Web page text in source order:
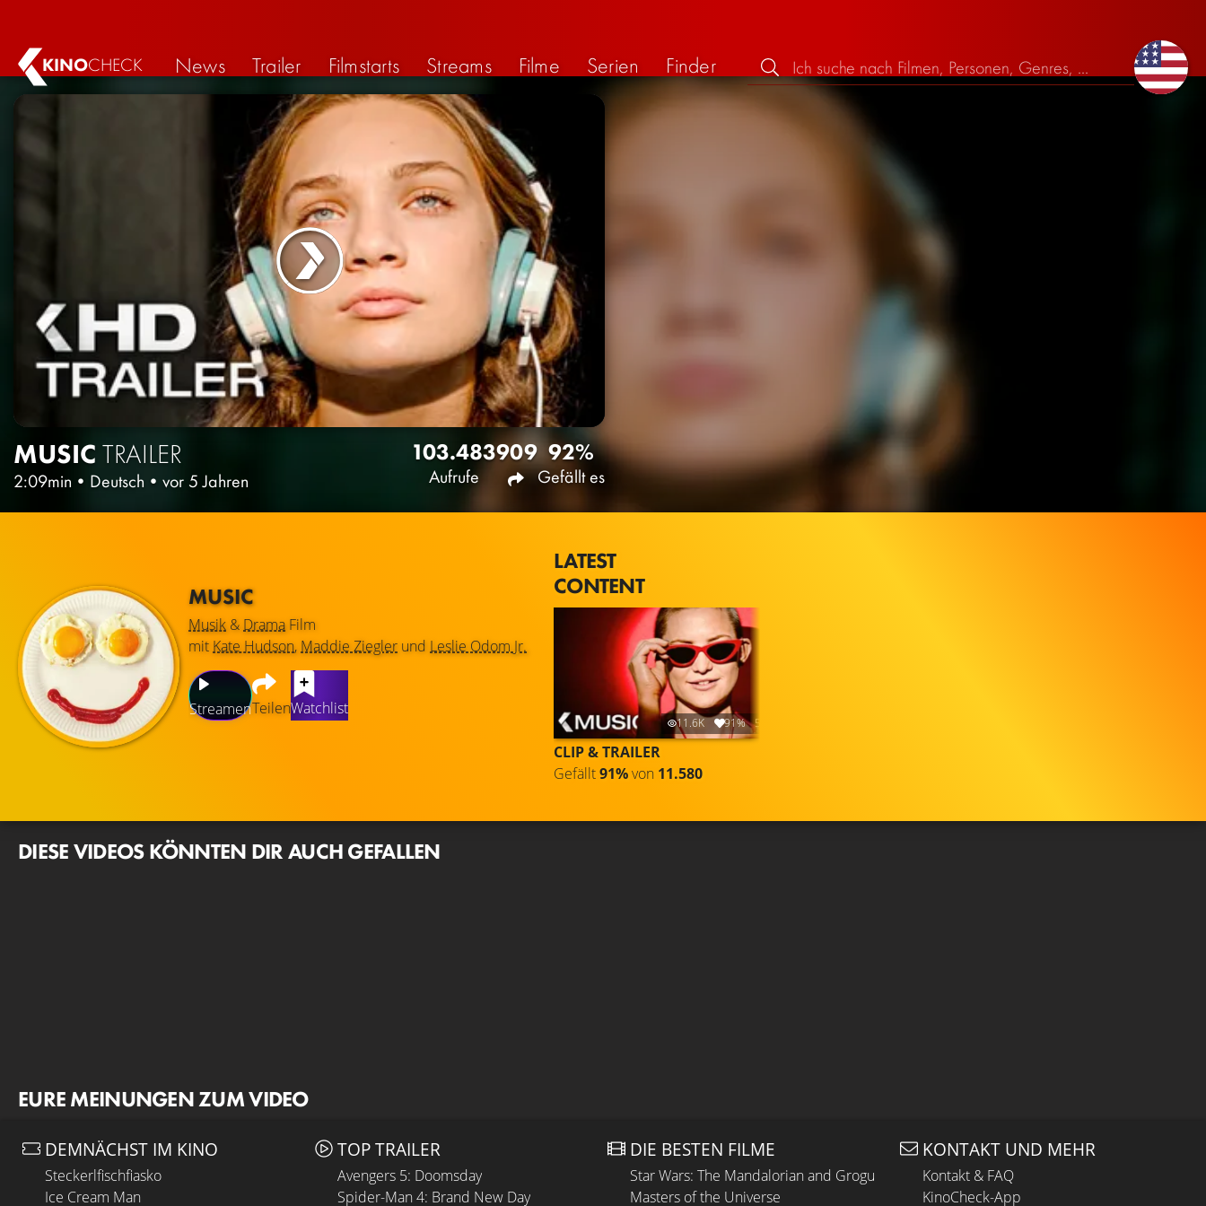
KINOCHECK News Trailer Filmstarts Streams Filme Serien Finder
MUSIC TRAILER
2:09min • Deutsch • vor 5 Jahren
103.483
Aufrufe
909 92%
Gefällt es
MUSIC
Musik & DramaFilm
mit Kate Hudson, Maddie Ziegler und Leslie Odom Jr.
StreamenTeilenWatchlist
LATEST
CONTENT
11.6K 91% 5:58
CLIP & TRAILER
Gefällt91%von 11.580
DIESE VIDEOS KÖNNTEN DIR AUCH GEFALLEN
EURE MEINUNGEN ZUM VIDEO
DEMNÄCHST IM KINO
Steckerlfischfiasko
Ice Cream Man
TOP TRAILER
Avengers 5: Doomsday
Spider-Man 4: Brand New Day
DIE BESTEN FILME
Star Wars: The Mandalorian and Grogu
Masters of the Universe
KONTAKT UND MEHR
Kontakt & FAQ
KinoCheck-App